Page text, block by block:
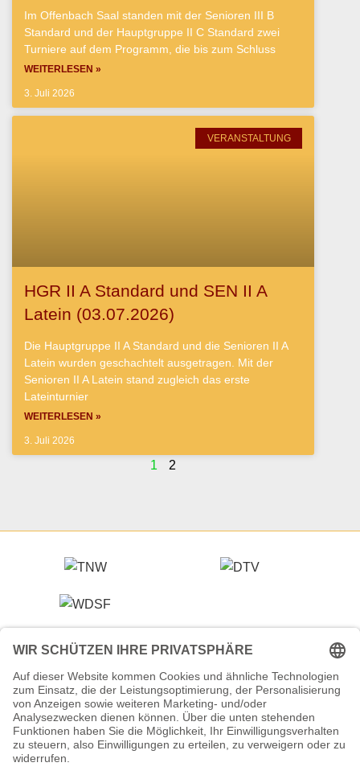
Im Offenbach Saal standen mit der Senioren III B
Standard und der Hauptgruppe II C Standard zwei
Turniere auf dem Programm, die bis zum Schluss
WEITERLESEN »
3. Juli 2026
VERANSTALTUNG
HGR II A Standard und SEN II A
Latein (03.07.2026)
Die Hauptgruppe II A Standard und die Senioren II A
Latein wurden geschachtelt ausgetragen. Mit der
Senioren II A Latein stand zugleich das erste
Lateinturnier
WEITERLESEN »
3. Juli 2026
1 2
Veranstalter (Ausrichter):
Tanzsportverband Nordrhein-Westfalen e.V.
Veranstaltungsort:
Historische Stadthalle Wuppertal
Johannisberg 40
42103 Wuppertal